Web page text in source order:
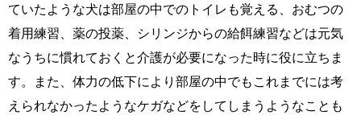
ていたような犬は部屋の中でのトイレも覚える、おむつの
着用練習、薬の投薬、シリンジからの給餌練習などは元気
なうちに慣れておくと介護が必要になった時に役に立ちま
す。また、体力の低下により部屋の中でもこれまでには考
えられなかったようなケガなどをしてしまうようなことも